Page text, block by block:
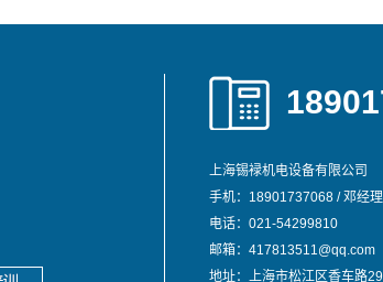
上海锡䘵机电设备有限公司
手机：18901737068 / 邓经理
电话：021-54299810
邮箱：417813511@qq.com
地址：上海市松江区香车路